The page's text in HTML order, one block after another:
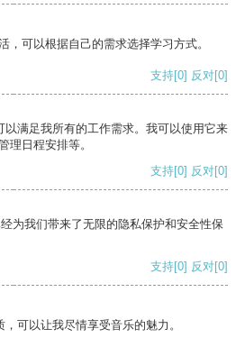
，可以根据自己的需求选择学习方式。
支持[0] 反对[0]
以满足我所有的工作需求。我可以使用它来
理日程安排等。
支持[0] 反对[0]
为我们带来了无限的隐私保护和安全性保
支持[0] 反对[0]
可以让我尽情享受音乐的魅力。